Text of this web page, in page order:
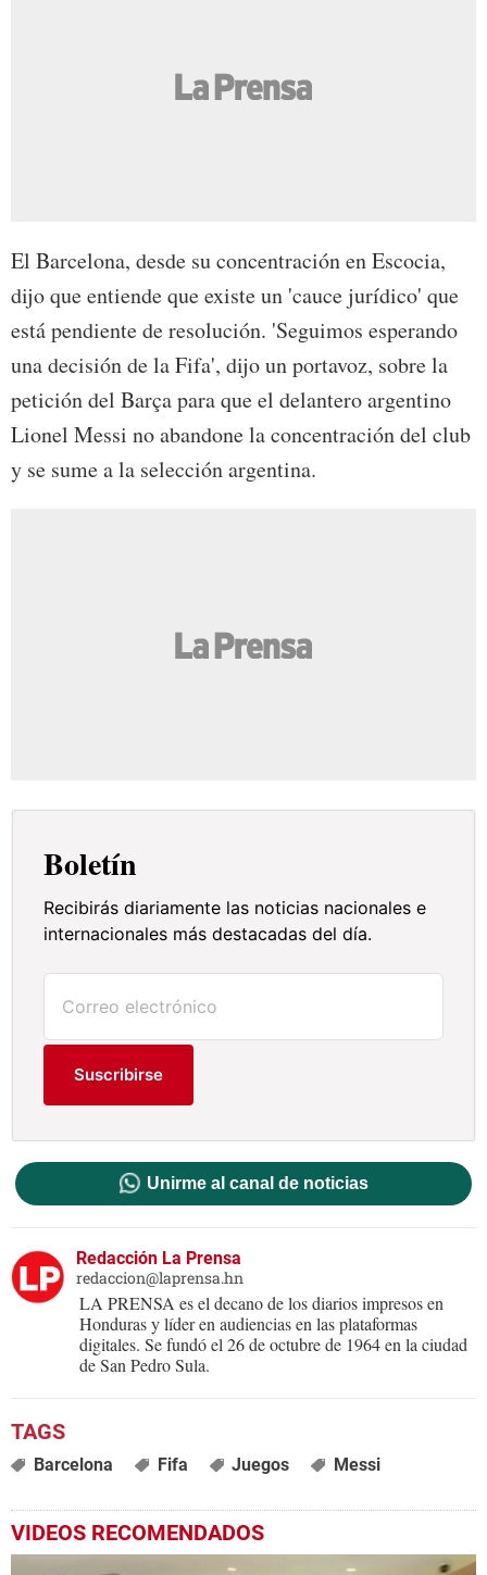
El Barcelona, desde su concentración en Escocia,
dijo que entiende que existe un 'cauce jurídico' que
está pendiente de resolución. 'Seguimos esperando
una decisión de la Fifa', dijo un portavoz, sobre la
petición del Barça para que el delantero argentino
Lionel Messi no abandone la concentración del club
y se sume a la selección argentina.
Boletín
Recibirás diariamente las noticias nacionales e
internacionales más destacadas del día.
Suscribirse
Unirme al canal de noticias
Redacción La Prensa
redaccion@laprensa.hn
LA PRENSA es el decano de los diarios impresos en
Honduras y líder en audiencias en las plataformas
digitales. Se fundó el 26 de octubre de 1964 en la ciudad
de San Pedro Sula.
Barcelona Fifa Juegos Messi
VIDEOS RECOMENDADOS